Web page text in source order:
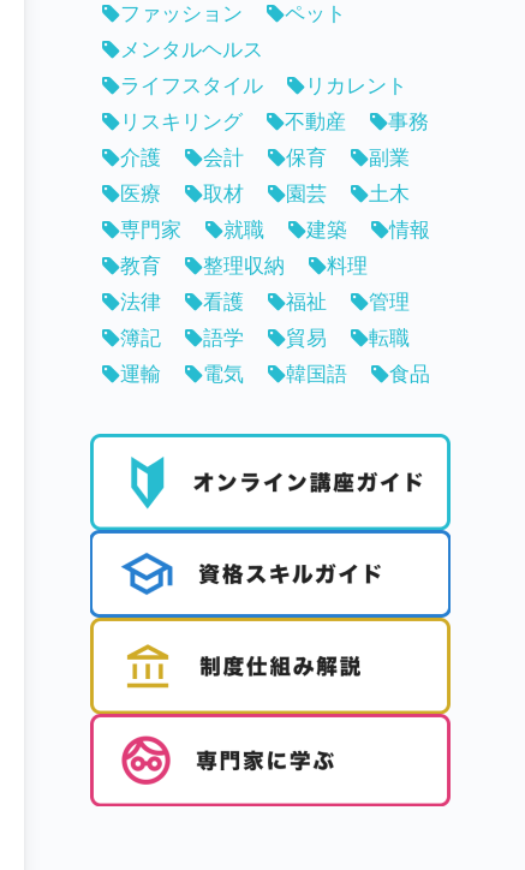
ファッション
ペット
メンタルヘルス
ライフスタイル
リカレント
リスキリング
不動産
事務
介護
会計 保育
副業
医療
取材 園芸
土木
専門家
就職 建築
情報
教育
整理収納
料理
法律
看護 福祉
管理
簿記
語学 貿易
転職
運輸
電気 韓国語 食品